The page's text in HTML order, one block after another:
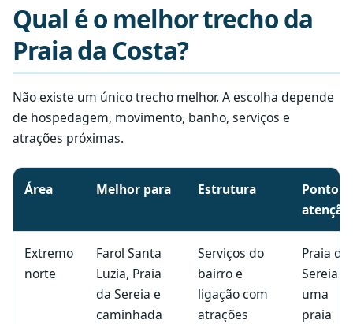
Qual é o melhor trecho da
Praia da Costa?
Não existe um único trecho melhor. A escolha depende
de hospedagem, movimento, banho, serviços e
atrações próximas.
Comparação entre o extremo norte, o trecho central e o
Área Melhor para Estrutura
Ponto
atenção
Extremo
norte
Farol Santa
Luzia, Praia
da Sereia e
caminhada
Serviços do
bairro e
ligação com
atrações
Praia da
Sereia é
uma
praia